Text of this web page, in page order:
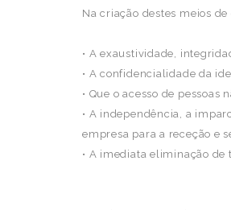
Na criação destes meios
• A exaustividade,
• A confidencialidade da
• Que o acesso de
• A independência, a
empresa para a receção e
• A imediata eliminação de